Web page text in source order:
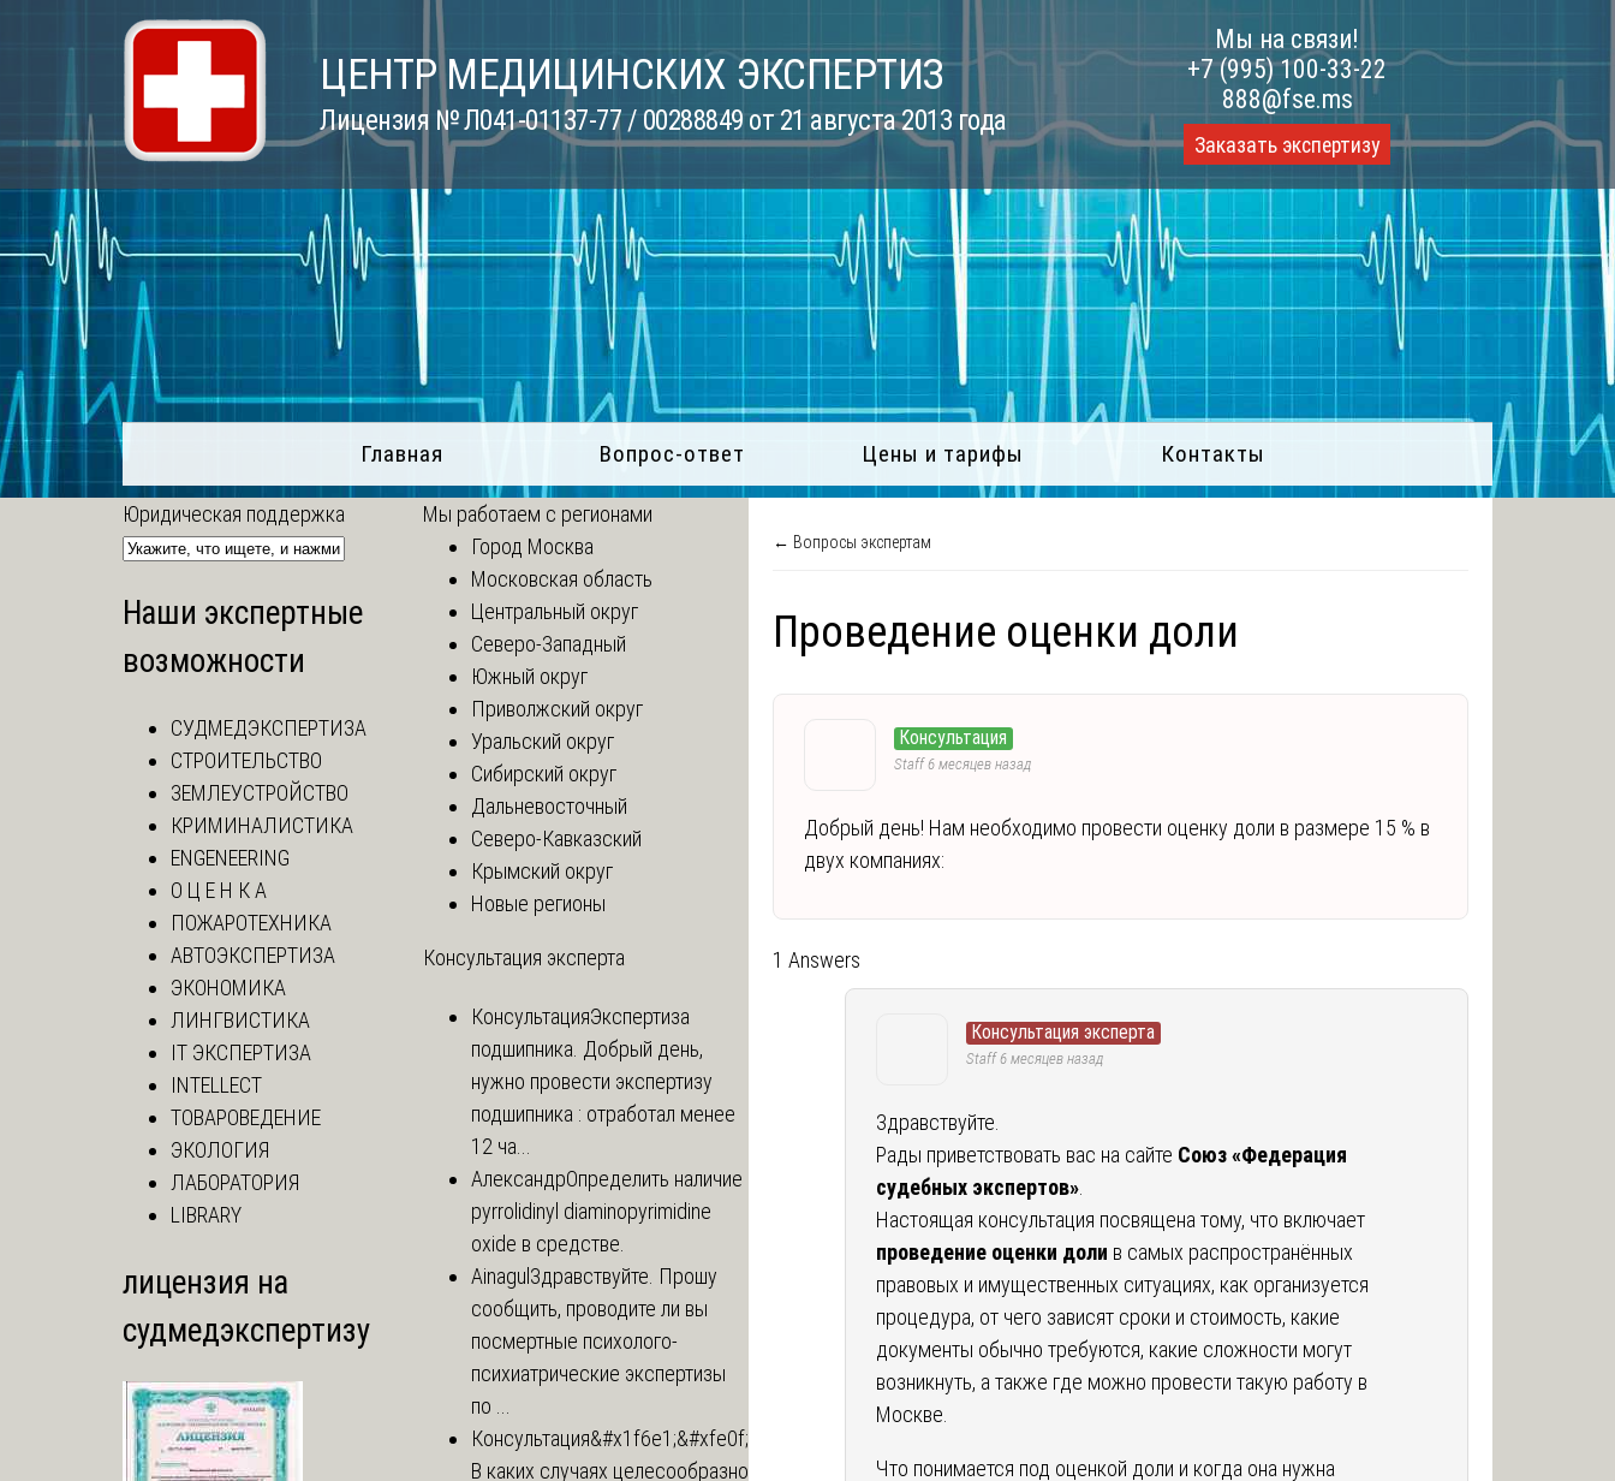
ЦЕНТР МЕДИЦИНСКИХ ЭКСПЕРТИЗ
Лицензия № Л041-01137-77 / 00288849 от 21 августа 2013 года
Мы на связи!
+7 (995) 100-33-22
888@fse.ms
Заказать экспертизу
Главная Вопрос-ответ Цены и тарифы Контакты
← Вопросы экспертам
Проведение оценки доли
Консультация
Staff6 месяцев назад
Добрый день! Нам необходимо провести оценку доли в размере 15 % в
двух компаниях:
1 Answers
Консультация эксперта
Staff6 месяцев назад
Здравствуйте.
Рады приветствовать вас на сайте Союз «Федерация
судебных экспертов»
Настоящая консультация посвящена тому, что включает
проведение оценки доли в самых распространённых
правовых и имущественных ситуациях, как организуется
процедура, от чего зависят сроки и стоимость, какие
документы обычно требуются, какие сложности могут
возникнуть, а также где можно провести такую работу в
Москве.
Что понимается под оценкой доли и когда она нужна
Юридическая поддержка
Наши экспертные
возможности
СУДМЕДЭКСПЕРТИЗА
СТРОИТЕЛЬСТВО
ЗЕМЛЕУСТРОЙСТВО
КРИМИНАЛИСТИКА
ENGENEERING
О Ц Е Н К А
ПОЖАРОТЕХНИКА
АВТОЭКСПЕРТИЗА
ЭКОНОМИКА
ЛИНГВИСТИКА
IT ЭКСПЕРТИЗА
INTELLECT
ТОВАРОВЕДЕНИЕ
ЭКОЛОГИЯ
ЛАБОРАТОРИЯ
LIBRARY
лицензия на
судмедэкспертизу
Мы работаем с регионами
Город Москва
Московская область
Центральный округ
Северо-Западный
Южный округ
Приволжский округ
Уральский округ
Сибирский округ
Дальневосточный
Северо-Кавказский
Крымский округ
Новые регионы
Консультация эксперта
КонсультацияЭкспертиза
подшипника. Добрый день,
нужно провести экспертизу
подшипника : отработал менее
12 ча...
АлександрОпределить наличие
pyrrolidinyl diaminopyrimidine
oxide в средстве.
Ainagul Здравствуйте. Прошу
сообщить, проводите ли вы
посмертные психолого-
психиатрические экспертизы
по ...
Консультация&#x1f6e1;&#xfe0f;
В каких случаях целесообразно